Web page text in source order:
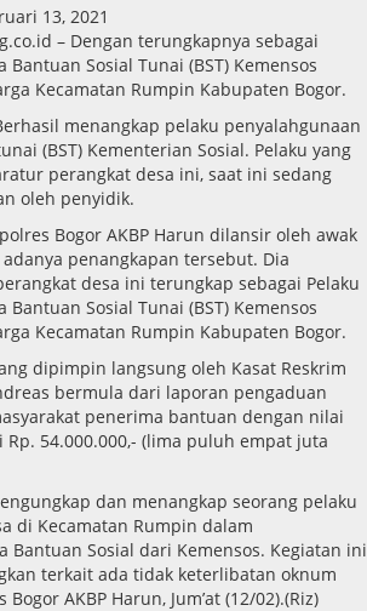
13, 2021
– Dengan terungkapnya sebagai
Bantuan Sosial Tunai (BST) Kemensos
Kecamatan Rumpin Kabupaten Bogor.
menangkap pelaku penyalahgunaan
(BST) Kementerian Sosial. Pelaku yang
perangkat desa ini, saat ini sedang
oleh penyidik.
Bogor AKBP Harun dilansir oleh awak
penangkapan tersebut. Dia
desa ini terungkap sebagai Pelaku
Bantuan Sosial Tunai (BST) Kemensos
Kecamatan Rumpin Kabupaten Bogor.
dipimpin langsung oleh Kasat Reskrim
bermula dari laporan pengaduan
penerima bantuan dengan nilai
Rp. 54.000.000,- (lima puluh empat juta
dan menangkap seorang pelaku
di Kecamatan Rumpin dalam
Bantuan Sosial dari Kemensos. Kegiatan ini
terkait ada tidak keterlibatan oknum
AKBP Harun, Jum’at (12/02).(Riz)